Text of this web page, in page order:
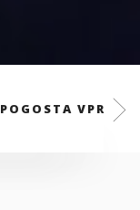
POGOSTA